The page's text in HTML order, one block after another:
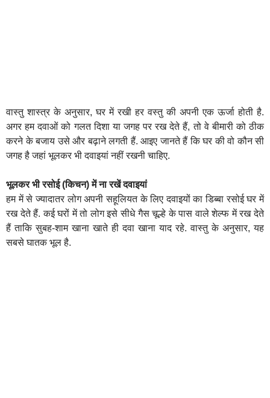
वास्तु शास्त्र के अनुसार, घर में रखी हर वस्तु की अपनी एक ऊर्जा होती है.
अगर हम दवाओं को गलत दिशा या जगह पर रख देते हैं, तो वे बीमारी को ठीक
करने के बजाय उसे और बढ़ाने लगती हैं. आइए जानते हैं कि घर की वो कौन सी
जगह है जहां भूलकर भी दवाइयां नहीं रखनी चाहिए.
भूलकर भी रसोई (किचन) में ना रखें दवाइयां
हम में से ज्यादातर लोग अपनी सहूलियत के लिए दवाइयों का डिब्बा रसोई घर में
रख देते हैं. कई घरों में तो लोग इसे सीधे गैस चूल्हे के पास वाले शेल्फ में रख देते
हैं ताकि सुबह-शाम खाना खाते ही दवा खाना याद रहे. वास्तु के अनुसार, यह
सबसे घातक भूल है.